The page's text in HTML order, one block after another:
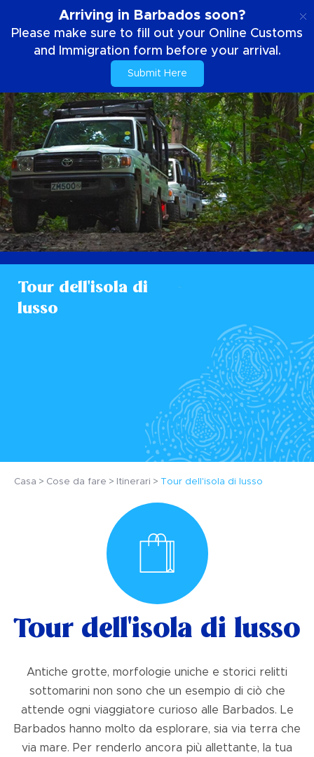
Arriving in Barbados soon?
Please make sure to fill out your Online Customs
and Immigration form before your arrival.
Submit Here
Tour dell'isola di
lusso
Casa Cose da fare Itinerari Tour dell'isola di lusso
Tour dell'isola di lusso
Antiche grotte, morfologie uniche e storici relitti
sottomarini non sono che un esempio di ciò che
attende ogni viaggiatore curioso alle Barbados. Le
Barbados hanno molto da esplorare, sia via terra che
via mare. Per renderlo ancora più allettante, la tua